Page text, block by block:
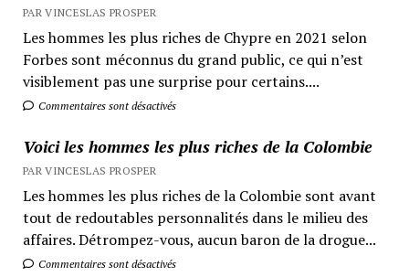
PAR VINCESLAS PROSPER
Les hommes les plus riches de Chypre en 2021 selon
Forbes sont méconnus du grand public, ce qui n’est
visiblement pas une surprise pour certains....
Commentaires sont désactivés
Voici les hommes les plus riches de la Colombie
PAR VINCESLAS PROSPER
Les hommes les plus riches de la Colombie sont avant
tout de redoutables personnalités dans le milieu des
affaires. Détrompez-vous, aucun baron de la drogue...
Commentaires sont désactivés